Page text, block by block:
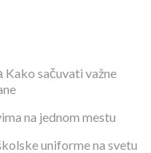
Kako sačuvati važne
na jednom mestu
uniforme na svetu